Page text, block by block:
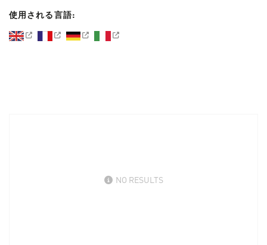
使用される言語:
NO RESULTS